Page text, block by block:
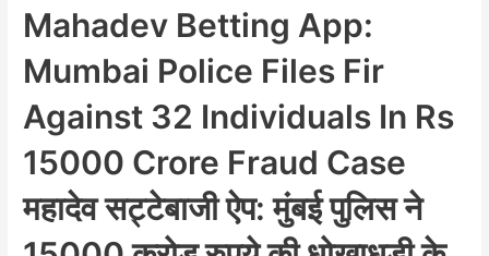
Mahadev Betting App:
Mumbai Police Files Fir
Against 32 Individuals In Rs
15000 Crore Fraud Case
महादेव सट्टेबाजी ऐप: मुंबई पुलिस ने